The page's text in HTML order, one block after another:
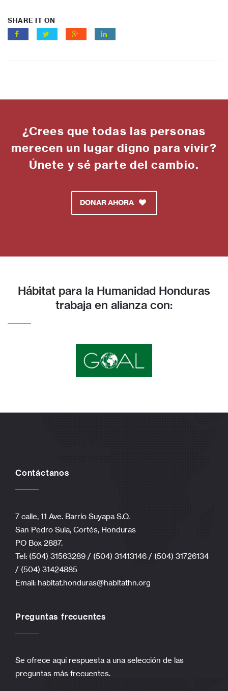
SHARE IT ON
¿Crees que todas las personas
merecen un lugar digno para vivir?
Únete y sé parte del cambio.
DONAR AHORA
Hábitat para la Humanidad Honduras
trabaja en alianza con:
Contáctanos
7 calle, 11 Ave. Barrio Suyapa S.O.
San Pedro Sula, Cortés, Honduras
PO Box 2887.
Tel: (504) 31563289 / (504) 31413146 / (504) 31726134
/ (504) 31424885
Email: habitat.honduras@habitathn.org
Preguntas frecuentes
Se ofrece aquí respuesta a una selección de las
preguntas más frecuentes.